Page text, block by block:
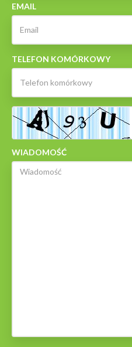
EMAIL
TELEFON KOMÓRKOWY
WIADOMOŚĆ